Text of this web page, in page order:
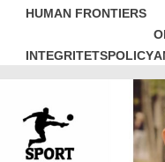
HUMAN FRONTIERS
INTEGRITETSPOLICY